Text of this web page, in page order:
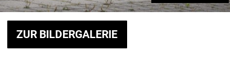
ZUR BILDERGALERIE